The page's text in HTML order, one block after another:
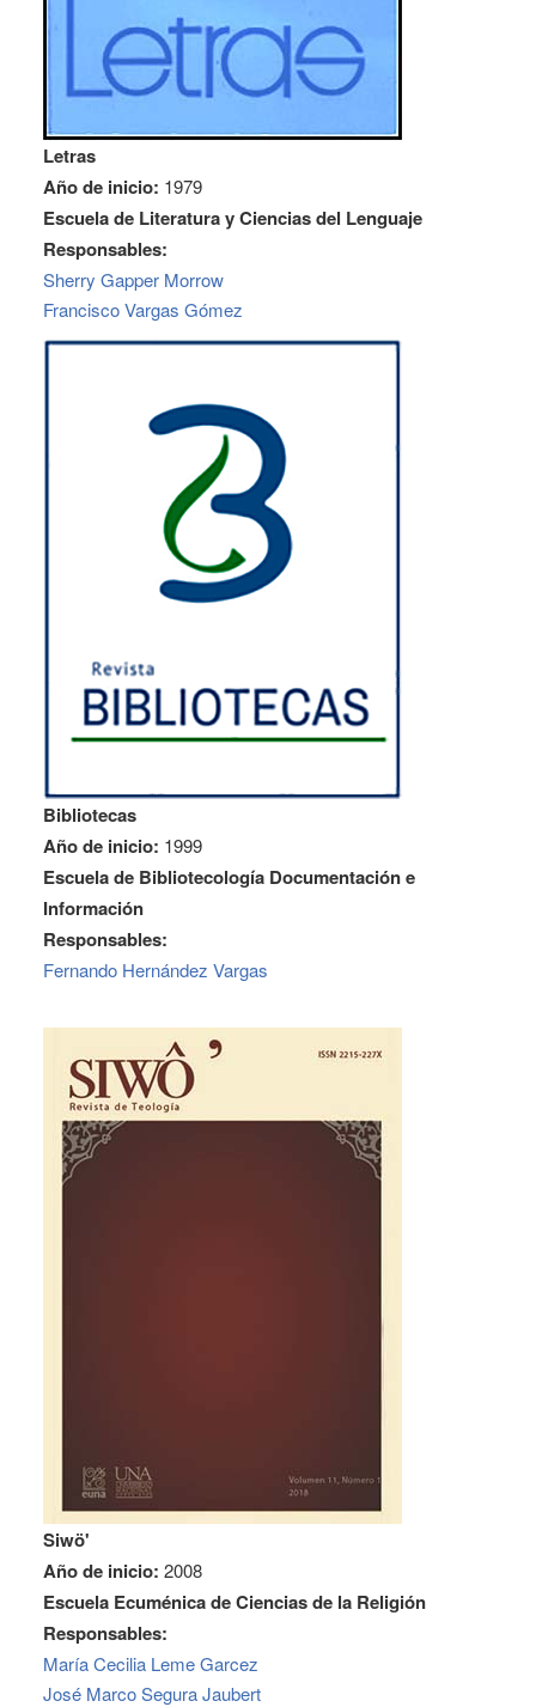
Letras
Año de inicio: 1979
Escuela de Literatura y Ciencias del Lenguaje
Responsables:
Sherry Gapper Morrow
Francisco Vargas Gómez
Bibliotecas
Año de inicio: 1999
Escuela de Bibliotecología Documentación e
Información
Responsables:
Fernando Hernández Vargas
Siwö'
Año de inicio: 2008
Escuela Ecuménica de Ciencias de la Religión
Responsables:
María Cecilia Leme Garcez
José Marco Segura Jaubert